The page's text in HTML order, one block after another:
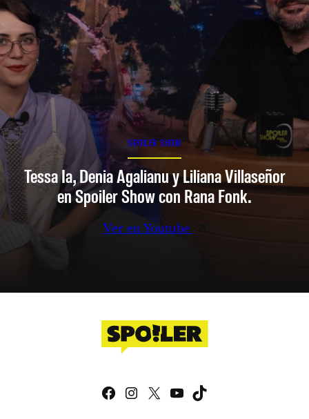
SPOILER SHOW
Tessa Ia, Denia Agalianu y Liliana Villaseñor
en Spoiler Show con Rana Fonk.
Ver en Youtube
Facebook
Instagram
X YouTube